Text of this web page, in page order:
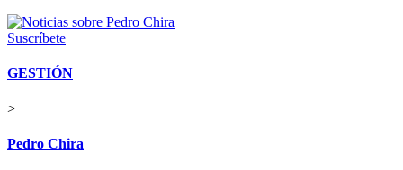
Suscríbete
GESTIÓN
>
Pedro Chira